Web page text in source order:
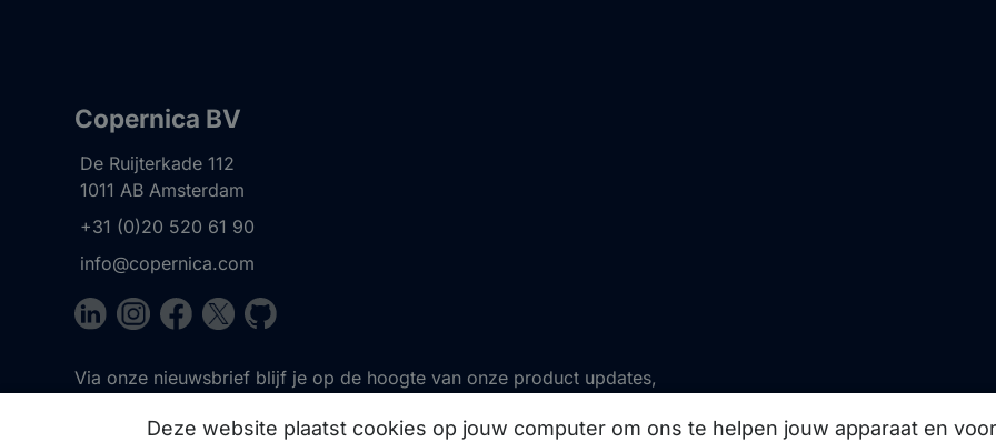
Copernica BV
De Ruijterkade 112
1011 AB Amsterdam
+31 (0)20 520 61 90
info@copernica.com
Via onze nieuwsbrief blijf je op de hoogte van onze product updates,
Deze website plaatst cookies op jouw computer om ons te helpen jouw apparaat en